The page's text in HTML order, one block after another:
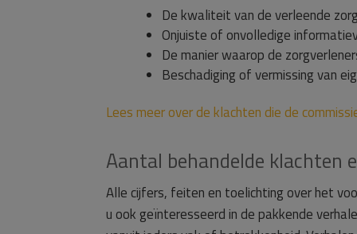
De kwaliteit van de verleende
Onjuiste of onvolledige
De manier waarop de
Beschadiging of vermissing van
Lees meer over de klachten die de
Aantal behandelde klachten
Alle cijfers, feiten en toelichting over het
u ook geïnteresseerd in de pakkende